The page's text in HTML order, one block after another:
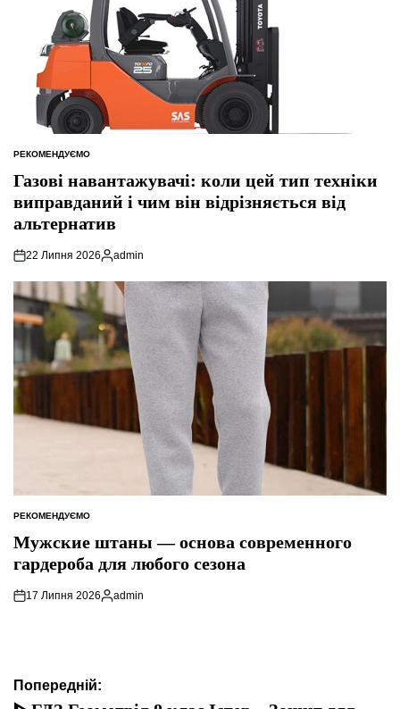
ОПУБЛІКУВАТИ
РЕКОМЕНДУЄМО
Газові навантажувачі: коли цей тип техніки
виправданий і чим він відрізняється від
альтернатив
22 Липня 2026
Опубліковано
admin
ОПУБЛІКУВАТИ
РЕКОМЕНДУЄМО
Мужские штаны — основа современного
гардероба для любого сезона
17 Липня 2026
Опубліковано
admin
Навігація
Попередній: